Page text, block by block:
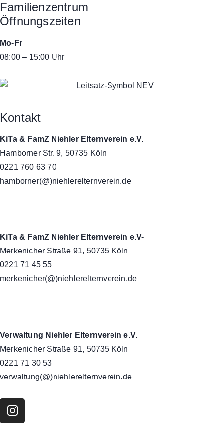
Familienzentrum
Öffnungszeiten
Mo-Fr
08:00 – 15:00 Uhr
Kontakt
KiTa & FamZ Niehler Elternverein e.V.
Hamborner Str. 9, 50735 Köln
0221 760 63 70
hamborner(@)niehlerelternverein.de
KiTa & FamZ Niehler Elternverein e.V-
Merkenicher Straße 91, 50735 Köln
0221 71 45 55
merkenicher(@)niehlerelternverein.de
Verwaltung Niehler Elternverein e.V.
Merkenicher Straße 91, 50735 Köln
0221 71 30 53
verwaltung(@)niehlerelternverein.de